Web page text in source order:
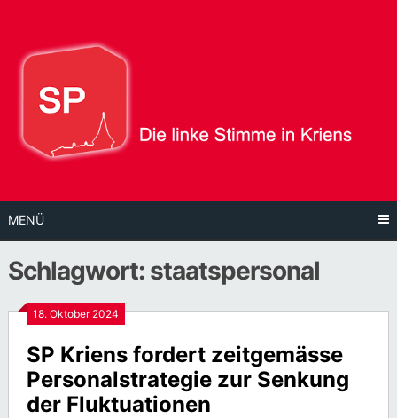
Inhalt
MENÜ
Schlagwort: staatspersonal
18. Oktober 2024
SP Kriens fordert zeitgemässe
Personalstrategie zur Senkung
der Fluktuationen